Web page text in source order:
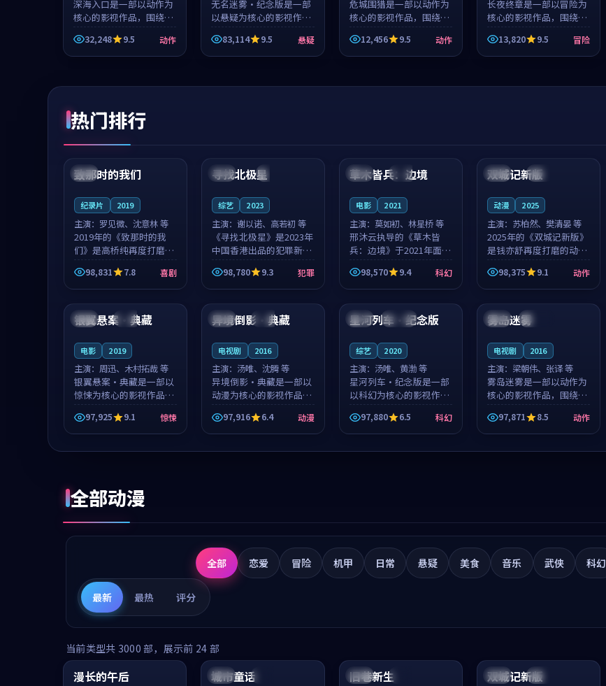
深海入口是一部以动作为
核心的影视作品，围绕危
机、反转与人物成长展
开，整体节奏紧凑，值得
推荐观看。
32,248 9.5 动作
无名迷雾·纪念版是一部
以悬疑为核心的影视作
品，围绕危机、反转与人
物成长展开，整体节奏紧
凑，值得推荐观看。
83,114 9.5 悬疑
危城围猎是一部以动作为
核心的影视作品，围绕危
机、反转与人物成长展
开，整体节奏紧凑，值得
推荐观看。
12,456 9.5 动作
长夜终章是一部以冒险为
核心的影视作品，围绕危
机、反转与人物成长展
开，整体节奏紧凑，值得
推荐观看。
13,820 9.5 冒险
热门排行
中国 4K
99:22
致那时的我们
纪录片 2019
主演： 罗见微、沈意林 等
2019年的《致那时的我
们》是高桥纯再度打磨的
喜剧佳作。中国大陆的取
景与都市寓言的氛围相互
成就，罗见微与沈意林的
影片在悬念...
98,831 7.8 喜剧
中国 4K
99:18
寻找北极星
综艺 2023
主演： 谢以诺、高若初 等
《寻找北极星》是2023年
中国香港出品的犯罪新
作，主创团队希望用公路
冒险的故事让观众停下来
想一想。谢以诺领衔，高
柯的叙事节...
98,780 9.3 犯罪
泰国 独播
99:44
草木皆兵：边境
电影 2021
主演： 莫如初、林星桥 等
邢沐云执导的《草木皆
兵：边境》于2021年面
世，泰国的城市气质与校
园青春的人物心境共同构
筑了影片基调。莫如初、
整部科幻电影...
98,570 9.4 科幻
中国 独播
99:40
双城记新版
动漫 2025
主演： 苏柏然、樊清晏 等
2025年的《双城记新版》
是钱亦舒再度打磨的动作
佳作。中国大陆的取景与
沙漠探险的氛围相互成
就，苏柏然与樊清晏的对
片在悬念与...
98,375 9.1 动作
英国 院线
99:03
银翼悬案·典藏
电影 2019
主演： 周迅、木村拓哉 等
银翼悬案·典藏是一部以
惊悚为核心的影视作品，
围绕危机、反转与人物成
长展开，整体节奏紧凑，
值得推荐观看。
97,925 9.1 惊悚
法国 院线
99:39
异境倒影·典藏
电视剧 2016
主演： 汤唯、沈腾 等
异境倒影·典藏是一部以
动漫为核心的影视作品，
围绕危机、反转与人物成
长展开，整体节奏紧凑，
值得推荐观看。
97,916 6.4 动漫
美国 连载中
99:14
星河列车·纪念版
综艺 2020
主演： 汤唯、黄渤 等
星河列车·纪念版是一部
以科幻为核心的影视作
品，围绕危机、反转与人
物成长展开，整体节奏紧
凑，值得推荐观看。
97,880 6.5 科幻
泰国 连载中
99:01
雾岛迷雾
电视剧 2016
主演： 梁朝伟、张译 等
雾岛迷雾是一部以动作为
核心的影视作品，围绕危
机、反转与人物成长展
开，整体节奏紧凑，值得
推荐观看。
97,871 8.5 动作
全部动漫
全部 恋爱 冒险 机甲 日常 悬疑 美食 音乐 武侠 科幻
最新 最热 评分
当前类型共 3000 部，展示前 24 部
中国 高分
99:16
漫长的午后 美国
城市童话 英国
旧巷新生 中国 独播
双城记新版